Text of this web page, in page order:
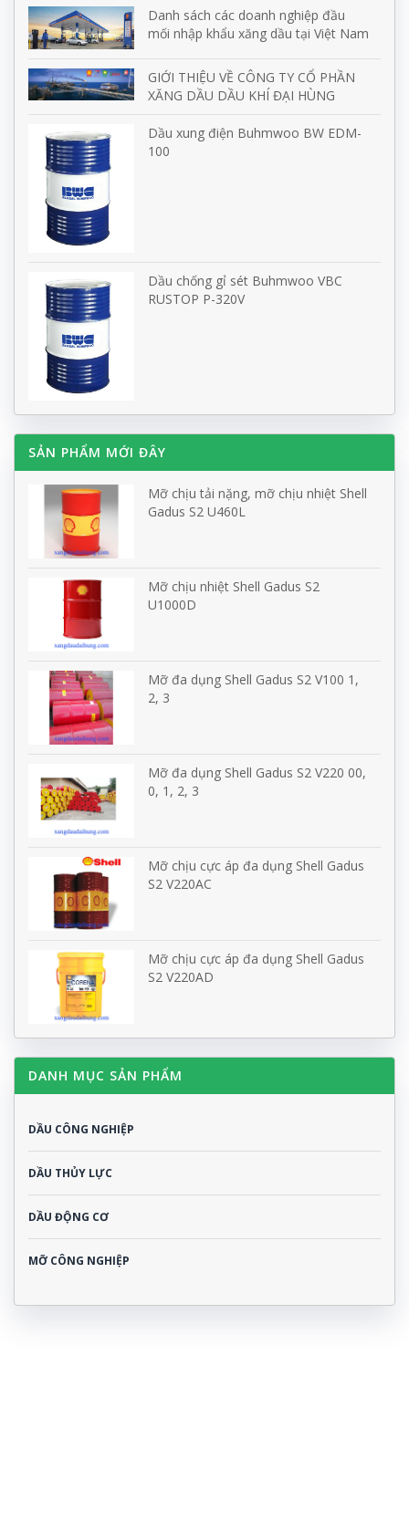
Danh sách các doanh nghiệp đầu
mối nhập khẩu xăng dầu tại Việt Nam
GIỚI THIỆU VỀ CÔNG TY CỔ PHẦN
XĂNG DẦU DẦU KHÍ ĐẠI HÙNG
Dầu xung điện Buhmwoo BW EDM-
100
Dầu chống gỉ sét Buhmwoo VBC
RUSTOP P-320V
SẢN PHẨM MỚI ĐÂY
Mỡ chịu tải nặng, mỡ chịu nhiệt Shell
Gadus S2 U460L
Mỡ chịu nhiệt Shell Gadus S2
U1000D
Mỡ đa dụng Shell Gadus S2 V100 1,
2, 3
Mỡ đa dụng Shell Gadus S2 V220 00,
0, 1, 2, 3
Mỡ chịu cực áp đa dụng Shell Gadus
S2 V220AC
Mỡ chịu cực áp đa dụng Shell Gadus
S2 V220AD
DANH MỤC SẢN PHẨM
DẦU CÔNG NGHIỆP
DẦU THỦY LỰC
DẦU ĐỘNG CƠ
MỠ CÔNG NGHIỆP